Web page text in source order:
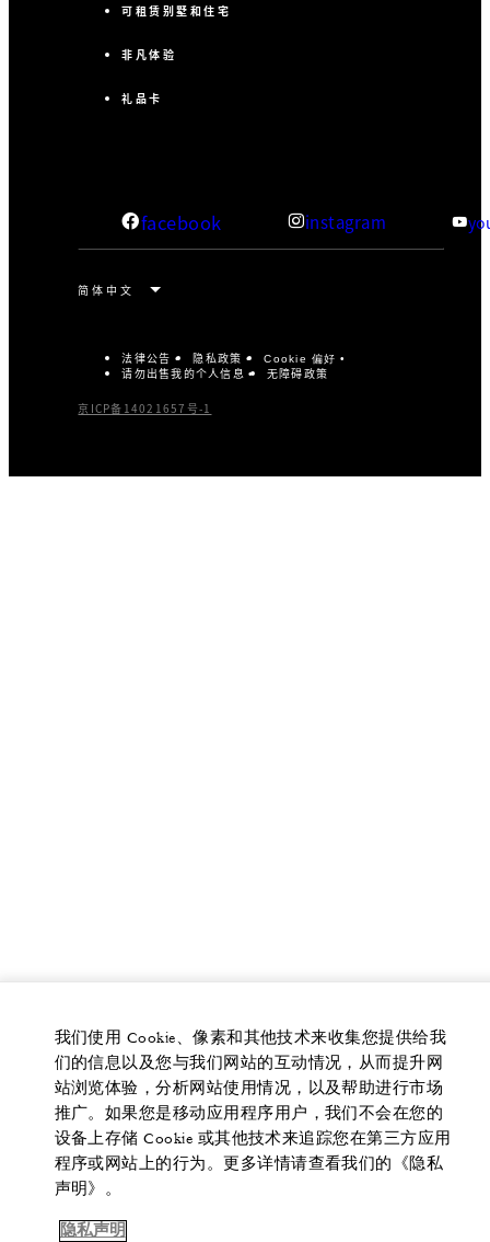
可租赁别墅和住宅
非凡体验
礼品卡
facebook instagram
法律公告 隐私政策 Cookie 偏好
请勿出售我的个人信息 无障碍政策
京ICP备14021657号-1
我们使用 Cookie、像素和其他技术来收集您提供给我
们的信息以及您与我们网站的互动情况，从而提升网
站浏览体验，分析网站使用情况，以及帮助进行市场
推广。如果您是移动应用程序用户，我们不会在您的
设备上存储 Cookie 或其他技术来追踪您在第三方应用
程序或网站上的行为。更多详情请查看我们的《隐私
声明》。
隐私声明